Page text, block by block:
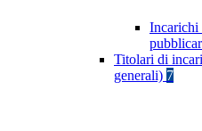
Incarichi
Titolari di
generali) 7